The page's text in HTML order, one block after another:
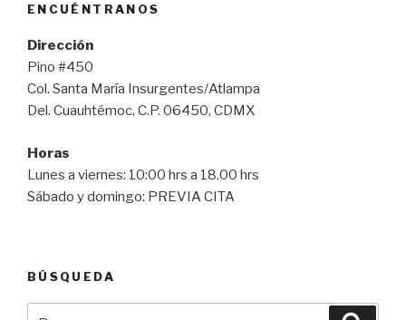
ENCUÉNTRANOS
Dirección
Pino #450
Col. Santa María Insurgentes/Atlampa
Del. Cuauhtémoc, C.P. 06450, CDMX
Horas
Lunes a viernes: 10:00 hrs a 18.00 hrs
Sábado y domingo: PREVIA CITA
BÚSQUEDA